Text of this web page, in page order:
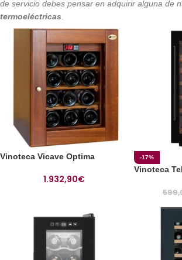
de servicio debes pensar en adquirir alguna de
termoeléctricas
Vinoteca Vicave Optima
1.932,90€
-17%
Vinoteca